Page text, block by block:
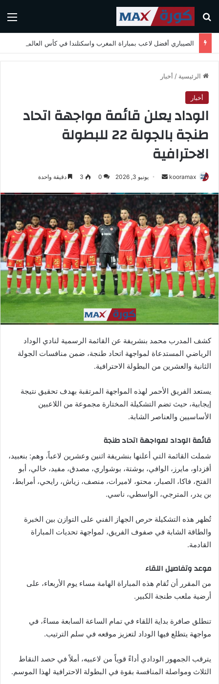
بحث عن
الرئيسية / أخبار
أخبار
الوداد يعلن قائمة مواجهة اتحاد
طنجة بالجولة 22 للبطولة
الاحترافية
kooramax
س
ل
ب
ر
ي
د
ا
إ
ل
و
ن
ي
يونيو 3, 2026 0
3 دقيقة واحدة
كشف المدرب محمد بنشريفة عن القائمة الرسمية لنادي الوداد
الرياضي المستدعاة لمواجهة اتحاد طنجة، ضمن منافسات الجولة
الثانية والعشرين من البطولة الاحترافية.
يستعد الفريق الأحمر لهذه المواجهة المرتقبة بهدف تحقيق نتيجة
إيجابية، حيث تضم التشكيلة المختارة مجموعة من اللاعبين
الأساسيين والعناصر الشابة.
قائمة الوداد لمواجهة اتحاد طنجة
شملت القائمة التي أعلنها بنشريفة اثنين وعشرين لاعباً، وهم: بنعبيد،
أقزداو، مايرز، الوافي، بوشتة، بوشواري، مصدق، مفيد، خالي، أبو
الفتح، فاكا، الصبار، محتو، لاميرات، منصف، زياش، رايحي، أمرابط،
بن يدر، المترجي، الواسطي، ناسي.
تُظهر هذه التشكيلة حرص الجهاز الفني على التوازن بين الخبرة
والطاقة الشابة في صفوف الفريق، لمواجهة تحديات المباراة
القادمة.
موعد وتفاصيل اللقاء
من المقرر أن تُقام هذه المباراة الهامة مساء يوم الأربعاء، على
أرضية ملعب طنجة الكبير.
تنطلق صافرة بداية اللقاء في تمام الساعة السابعة مساءً، في
مواجهة يتطلع فيها الوداد لتعزيز موقعه في سلم الترتيب.
يترقب الجمهور الودادي أداءً قوياً من لاعبيه، أملاً في حصد النقاط
الثلاث ومواصلة المنافسة بقوة في البطولة الاحترافية لهذا الموسم.